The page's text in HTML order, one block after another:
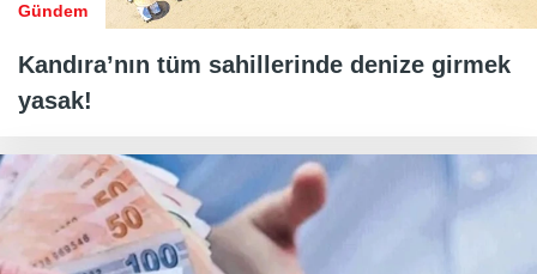
Gündem
Kandıra’nın tüm sahillerinde denize girmek
yasak!